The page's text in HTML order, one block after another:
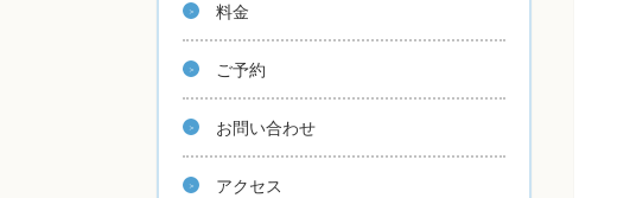
料金
ご予約
お問い合わせ
アクセス